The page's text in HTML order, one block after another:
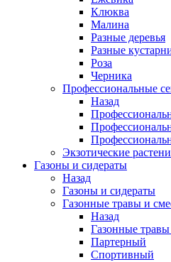
Клюква
Малина
Разные деревья
Разные
Роза
Черника
Профессиональные
Назад
Экзотические
Газоны и сидераты
Назад
Газоны и сидераты
Газонные травы и
Назад
Газонные
Партерный
Спортивный